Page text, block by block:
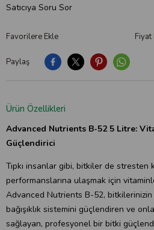
Paylaş
Favorilere Ekle Fiyat
Satıcıya Soru Sor
Ürün Özellikleri
Advanced Nutrients B-52 5 Litre:
Güçlendirici
Tıpkı insanlar gibi, bitkiler de stresten
performanslarına ulaşmak için
Advanced Nutrients B-52, bitkilerinizin
bağışıklık sistemini güçlendiren ve
sağlayan, profesyonel bir bitki